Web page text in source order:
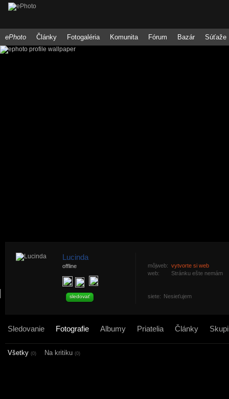
ePhoto Články Fotogaléria Komunita Fórum Bazár Súťaže
Lucinda
offline
sledovať
môjweb: vytvorte si web
web:
Stránku ešte nemám
siete: Nesieťujem
Sledovanie Fotografie Albumy Priatelia Články
Všetky (0) Na kritiku (0)